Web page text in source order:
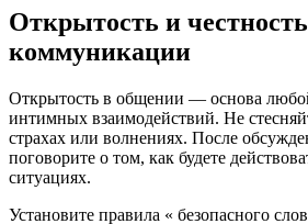
Открытость и
коммуникации
Открытость в общении — основа
интимных взаимодействий. Не
страхах или волнениях. После
поговорите о том, как будете
ситуациях.
Установите правила « безопасного